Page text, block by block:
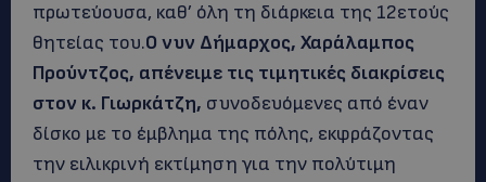
πρωτεύουσα, καθ’ όλη τη διάρκεια της 12ετούς
θητείας του.Ο νυν Δήμαρχος, Χαράλαμπος
Προύντζος, απένειμε τις τιμητικές διακρίσεις
στον κ. Γιωρκάτζη, συνοδευόμενες από έναν
δίσκο με το έμβλημα της πόλης, εκφράζοντας
την ειλικρινή εκτίμηση για την πολύτιμη